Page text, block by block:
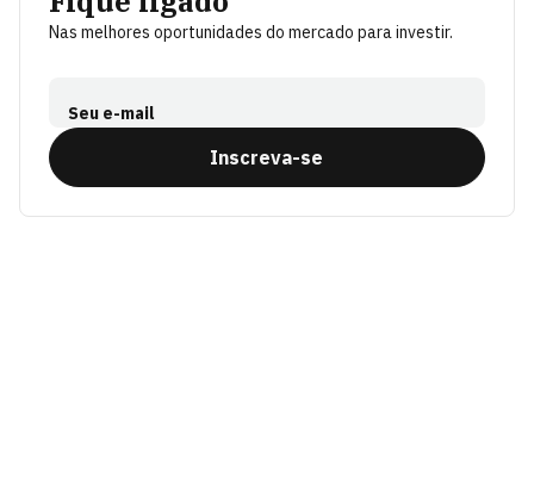
Nas melhores oportunidades do mercado para investir.
Seu e-mail
Inscreva-se